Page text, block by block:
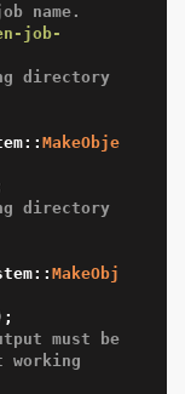
name.
job-
directory
MakeObje
directory
MakeObj
must be